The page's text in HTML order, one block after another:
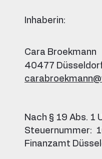
Inhaberin:
Cara Broekmann
40477
Nach § 19 Abs. 1
Steuernummer:
Finanzamt